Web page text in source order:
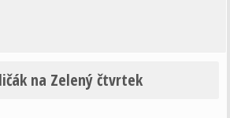
na Zelený čtvrtek